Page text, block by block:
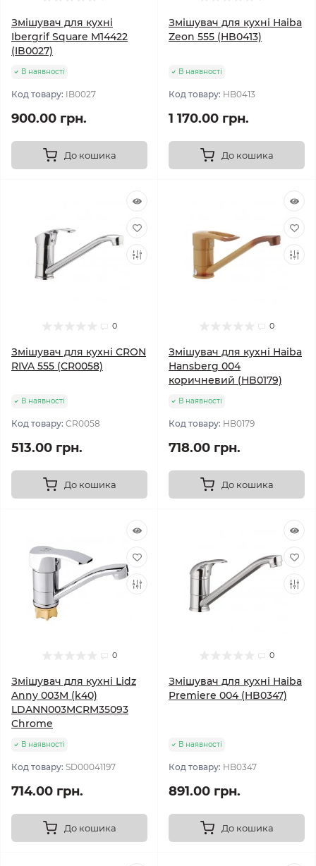
Змішувач для кухні
Ibergrif Square M14422
(IB0027)
В наявності
Код товару: IB0027
900.00 грн.
До кошика
Змішувач для кухні Haiba
Zeon 555 (HB0413)
В наявності
Код товару: HB0413
1 170.00 грн.
До кошика
0
Змішувач для кухні CRON
RIVA 555 (CR0058)
В наявності
Код товару: CR0058
513.00 грн.
До кошика
0
Змішувач для кухні Haiba
Hansberg 004
коричневий (HB0179)
В наявності
Код товару: HB0179
718.00 грн.
До кошика
0
Змішувач для кухні Lidz
Anny 003M (k40)
LDANN003MCRM35093
Chrome
В наявності
Код товару: SD00041197
714.00 грн.
До кошика
0
Змішувач для кухні Haiba
Premiere 004 (HB0347)
В наявності
Код товару: HB0347
891.00 грн.
До кошика